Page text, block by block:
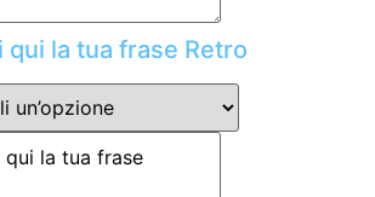
qui la tua frase Retro